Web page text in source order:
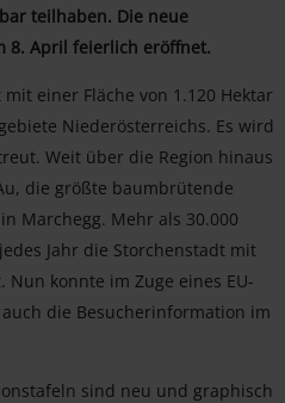
teilhaben. Die neue
8. April feierlich eröffnet.
einer Fläche von 1.120 Hektar
Niederösterreichs. Es wird
Weit über die Region hinaus
die größte baumbrütende
Marchegg. Mehr als 30.000
Jahr die Storchenstadt mit
konnte im Zuge eines EU-
die Besucherinformation im
sind neu und graphisch